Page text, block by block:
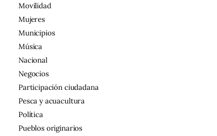
Movilidad
Mujeres
Municipios
Música
Nacional
Negocios
Participación ciudadana
Pesca y acuacultura
Política
Pueblos originarios